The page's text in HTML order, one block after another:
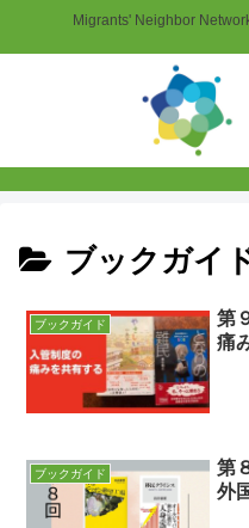
Migrants' Neighbor
ブックガイ
ブックガイド
第
痛
ブックガイド
第
外